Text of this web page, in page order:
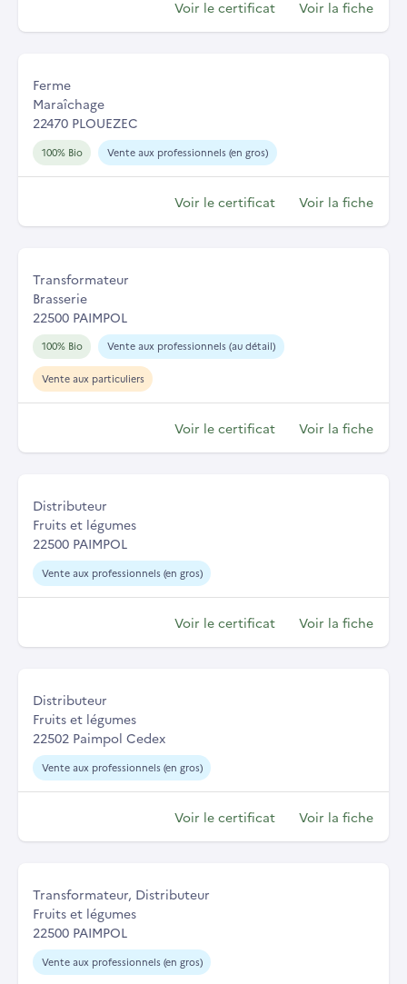
Voir le certificat Voir la fiche
Ferme
Maraîchage
22470 PLOUEZEC
100% Bio Vente aux professionnels (en gros)
Voir le certificat Voir la fiche
Transformateur
Brasserie
22500 PAIMPOL
100% Bio Vente aux professionnels (au détail)
Vente aux particuliers
Voir le certificat Voir la fiche
Distributeur
Fruits et légumes
22500 PAIMPOL
Vente aux professionnels (en gros)
Voir le certificat Voir la fiche
Distributeur
Fruits et légumes
22502 Paimpol Cedex
Vente aux professionnels (en gros)
Voir le certificat Voir la fiche
Transformateur, Distributeur
Fruits et légumes
22500 PAIMPOL
Vente aux professionnels (en gros)